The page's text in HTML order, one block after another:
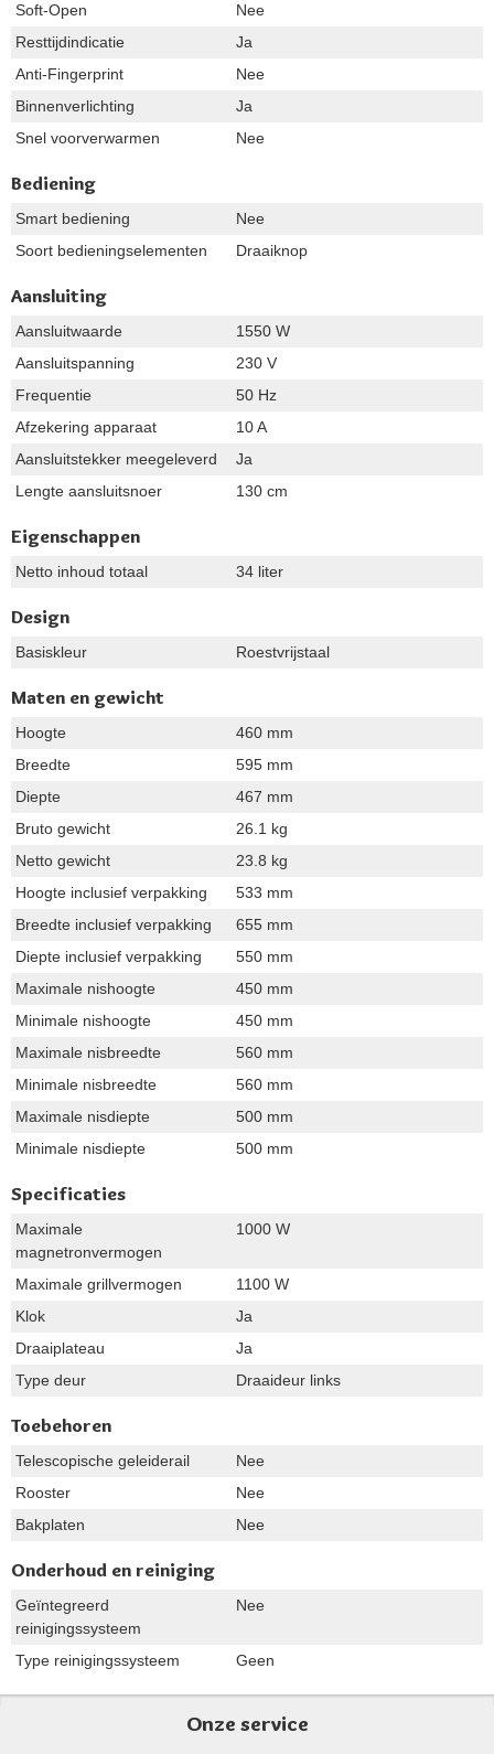
Soft-Open
Nee
Resttijdindicatie
Ja
Anti-Fingerprint
Nee
Binnenverlichting
Ja
Snel voorverwarmen
Nee
Bediening
Smart bediening
Nee
Soort bedieningselementen
Draaiknop
Aansluiting
Aansluitwaarde
1550 W
Aansluitspanning
230 V
Frequentie
50 Hz
Afzekering apparaat
10 A
Aansluitstekker meegeleverd
Ja
Lengte aansluitsnoer
130 cm
Eigenschappen
Netto inhoud totaal 34 liter
Design
Basiskleur Roestvrijstaal
Maten en gewicht
Hoogte
460 mm
Breedte
595 mm
Diepte
467 mm
Bruto gewicht
26.1 kg
Netto gewicht
23.8 kg
Hoogte inclusief verpakking
533 mm
Breedte inclusief verpakking
655 mm
Diepte inclusief verpakking
550 mm
Maximale nishoogte
450 mm
Minimale nishoogte
450 mm
Maximale nisbreedte
560 mm
Minimale nisbreedte
560 mm
Maximale nisdiepte
500 mm
Minimale nisdiepte
500 mm
Specificaties
Maximale
magnetronvermogen
1000 W
Maximale grillvermogen
1100 W
Klok
Ja
Draaiplateau
Ja
Type deur
Draaideur links
Toebehoren
Telescopische geleiderail
Nee
Rooster
Nee
Bakplaten
Nee
Onderhoud en reiniging
Geïntegreerd
reinigingssysteem
Nee
Type reinigingssysteem Geen
Onze service